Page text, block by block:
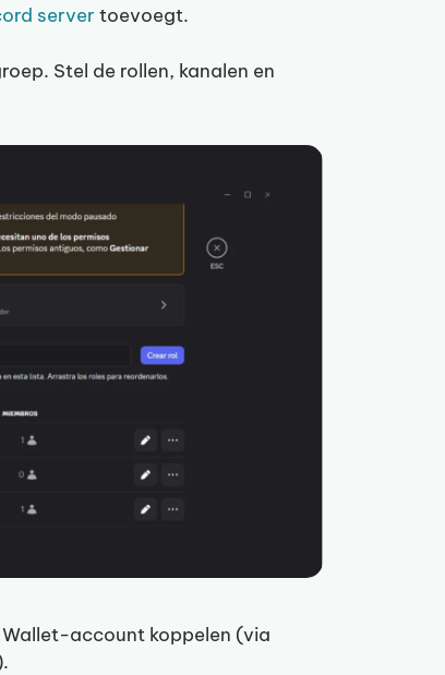
server toevoegt.
Stel de rollen, kanalen en
account koppelen (via